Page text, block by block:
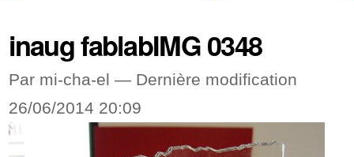
inaug fablabIMG 0348
Par mi-cha-el — Dernière modification
26/06/2014 20:09